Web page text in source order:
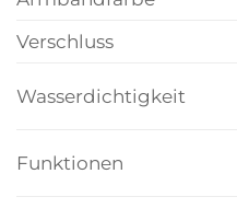
Verschluss
Wasserdichtigkeit
Funktionen